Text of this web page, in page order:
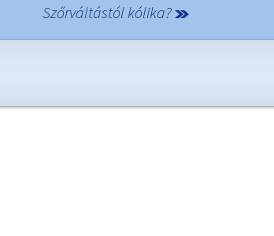
Szőrváltástól kólika?